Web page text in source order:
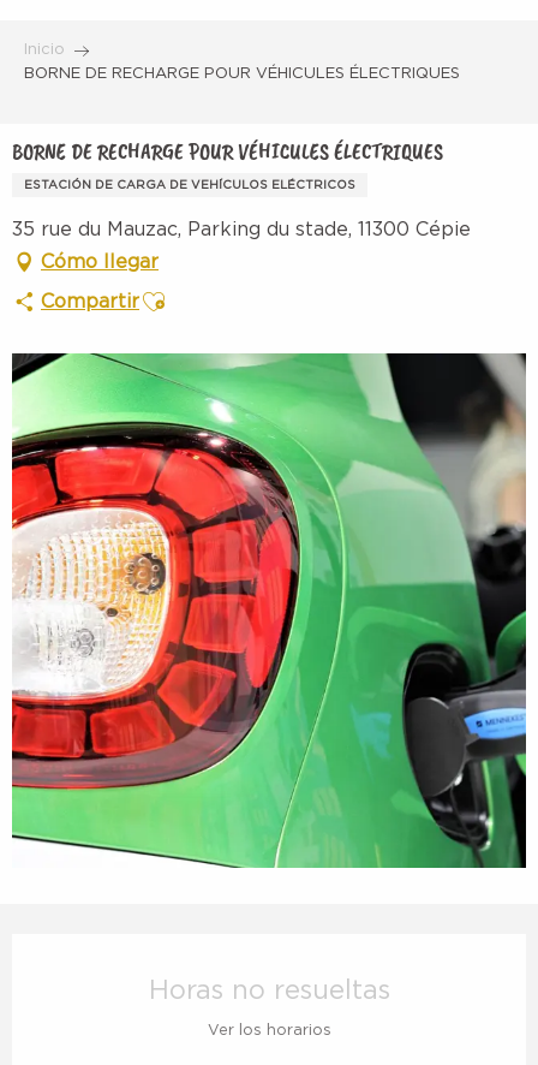
contenu
Inicio
BORNE DE RECHARGE POUR VÉHICULES ÉLECTRIQUES
BORNE DE RECHARGE POUR VÉHICULES ÉLECTRIQUES
ESTACIÓN DE CARGA DE VEHÍCULOS ELÉCTRICOS
35 rue du Mauzac, Parking du stade, 11300 Cépie
Cómo llegar
CompartirAjouter aux favoris
Horas no resueltas
Ver los horarios